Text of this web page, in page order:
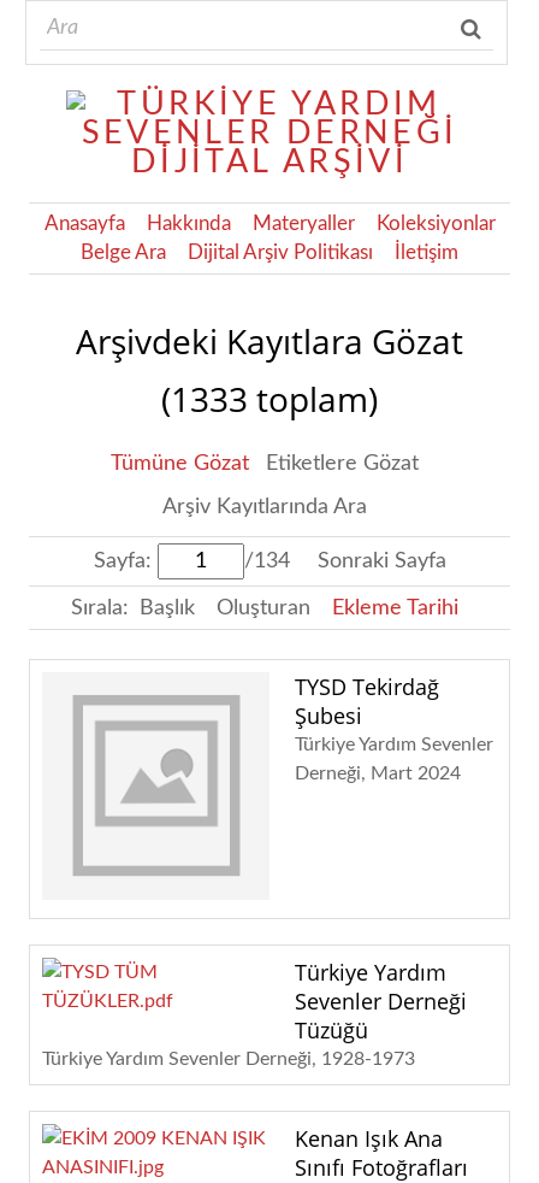
Anasayfa Hakkında Materyaller
Koleksiyonlar
Belge Ara
Dijital Arşiv Politikası İletişim
Arşivdeki Kayıtlara Gözat
(1333 toplam)
Tümüne Gözat
Etiketlere Gözat
Arşiv Kayıtlarında Ara
Sayfa: /134 Sonraki Sayfa
Sırala: Başlık Oluşturan Ekleme Tarihi
TYSD Tekirdağ
Şubesi
Türkiye Yardım Sevenler
Derneği
Mart 2024
Türkiye Yardım
Sevenler Derneği
Tüzüğü
Türkiye Yardım Sevenler Derneği 1928-1973
Kenan Işık Ana
Sınıfı Fotoğrafları